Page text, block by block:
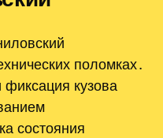
поломках․
фиксация кузова
состояния